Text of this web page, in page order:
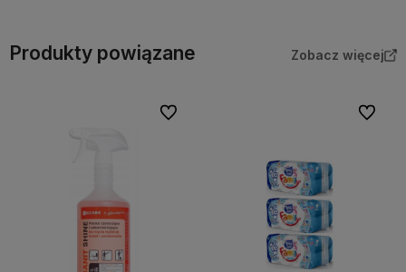
Produkty powiązane Zobacz więcej
Do ulubionych Do